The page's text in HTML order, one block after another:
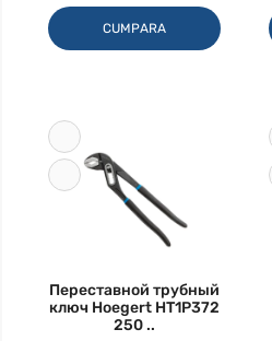
CUMPARA
Переставной трубный
ключ Hoegert HT1P372
250 ..